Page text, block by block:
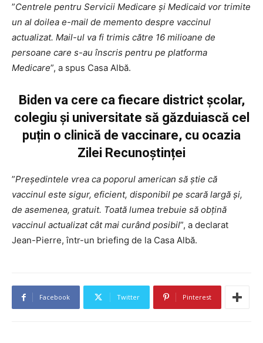
”Centrele pentru Servicii Medicare și Medicaid vor trimite
un al doilea e-mail de memento despre vaccinul
actualizat. Mail-ul va fi trimis către 16 milioane de
persoane care s-au înscris pentru pe platforma
Medicare”, a spus Casa Albă.
Biden va cere ca fiecare district școlar,
colegiu și universitate să găzduiască cel
puțin o clinică de vaccinare, cu ocazia
Zilei Recunoștinței
”Președintele vrea ca poporul american să știe că
vaccinul este sigur, eficient, disponibil pe scară largă și,
de asemenea, gratuit. Toată lumea trebuie să obțină
vaccinul actualizat cât mai curând posibil”, a declarat
Jean-Pierre, într-un briefing de la Casa Albă.
Facebook Twitter Pinterest